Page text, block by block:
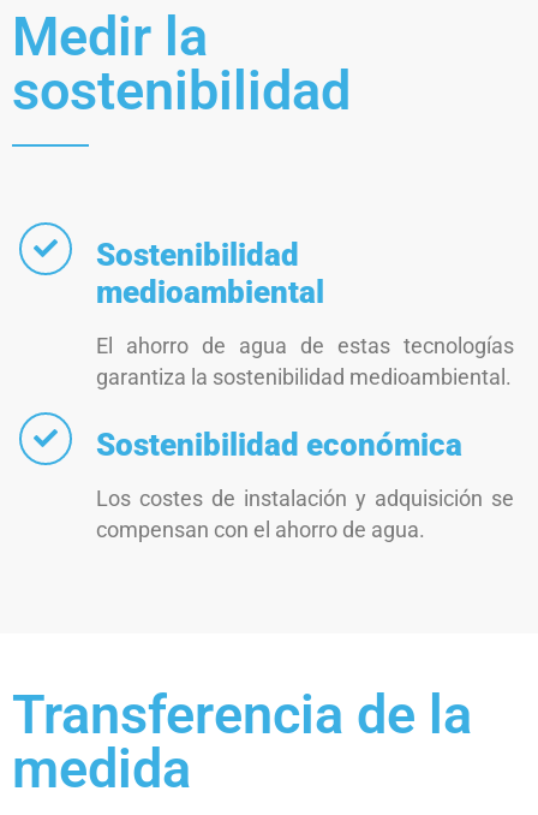
Medir la
sostenibilidad
Sostenibilidad
medioambiental
El ahorro de agua de estas tecnologías
garantiza la sostenibilidad medioambiental.
Sostenibilidad económica
Los costes de instalación y adquisición se
compensan con el ahorro de agua.
Transferencia de la
medida